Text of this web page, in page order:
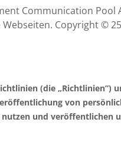
Communication Pool
Copyright ©
(die „Richtlinien”)
von
und veröffentlichen